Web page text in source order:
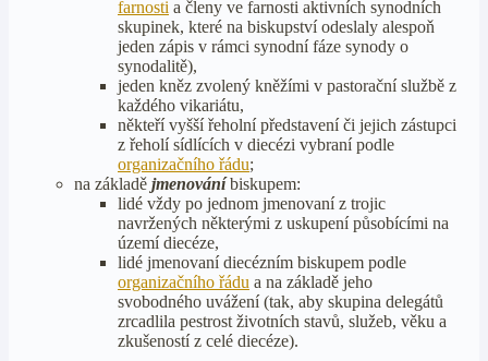
farnosti a členy ve farnosti aktivních synodních
skupinek, které na biskupství odeslaly alespoň
jeden zápis v rámci synodní fáze synody o
synodalitě),
jeden kněz zvolený kněžími v pastorační službě z
každého vikariátu,
někteří vyšší řeholní představení či jejich zástupci
z řeholí sídlících v diecézi vybraní podle
organizačního řádu;
na základě jmenováníbiskupem:
lidé vždy po jednom jmenovaní z trojic
navržených některými z uskupení působícími na
území diecéze,
lidé jmenovaní diecézním biskupem podle
organizačního řádu a na základě jeho
svobodného uvážení (tak, aby skupina delegátů
zrcadlila pestrost životních stavů, služeb, věku a
zkušeností z celé diecéze).